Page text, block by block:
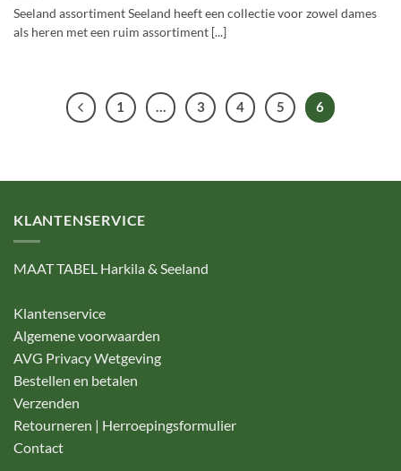
Seeland assortiment Seeland heeft een collectie voor zowel dames
als heren met een ruim assortiment [...]
1 … 3 4 5 6
KLANTENSERVICE
MAAT TABEL Harkila & Seeland
Klantenservice
Algemene voorwaarden
AVG Privacy Wetgeving
Bestellen en betalen
Verzenden
Retourneren | Herroepingsformulier
Contact